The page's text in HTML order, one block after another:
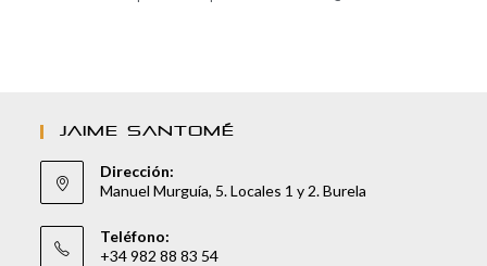
JAIME SANTOMÉ
Dirección:
Manuel Murguía, 5. Locales 1 y 2. Burela
Teléfono:
+34 982 88 83 54